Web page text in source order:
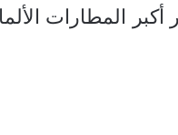
يعتبر أكبر المطارات